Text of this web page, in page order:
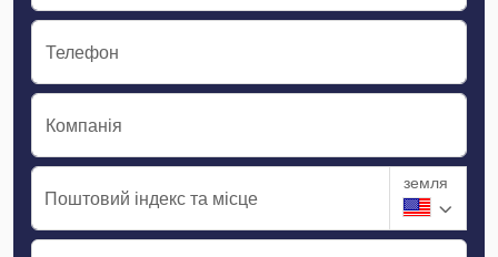
Телефон
Компанія
Поштовий індекс та місце
земля